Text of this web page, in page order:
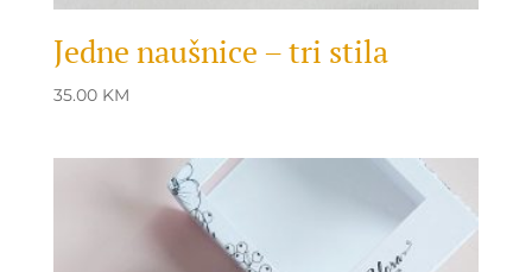
Jedne naušnice – tri stila
35.00 KM